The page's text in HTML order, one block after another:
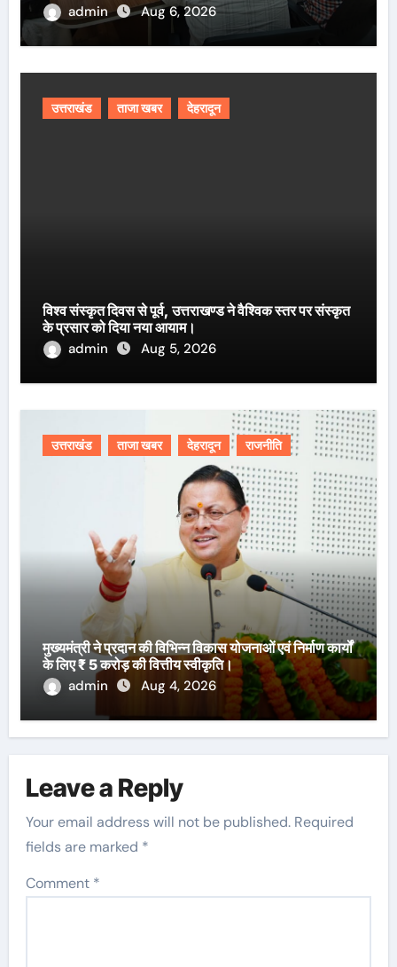
admin
Aug 6, 2026
उत्तराखंड ताजा खबर देहरादून
विश्व संस्कृत दिवस से पूर्व, उत्तराखण्ड ने वैश्विक स्तर पर संस्कृत
के प्रसार को दिया नया आयाम।
admin
Aug 5, 2026
उत्तराखंड ताजा खबर देहरादून राजनीति
मुख्यमंत्री ने प्रदान की विभिन्न विकास योजनाओं एवं निर्माण कार्यों
के लिए ₹ 5 करोड़ की वित्तीय स्वीकृति।
admin
Aug 4, 2026
Leave a Reply
Your email address will not be published. Required
fields are marked *
Comment *